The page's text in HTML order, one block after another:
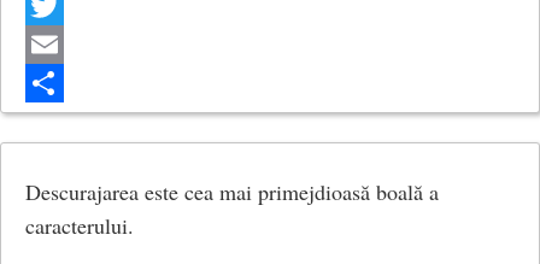
Facebook
Twitter
Email
Share
Descurajarea este cea mai primejdioasă boală a
caracterului.